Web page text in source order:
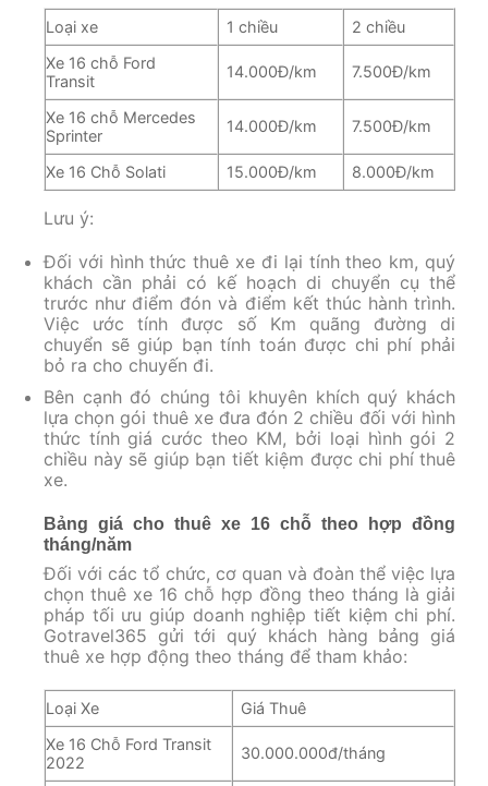
Loại xe 1 chiều
2 chiều
Xe 16 chỗ Ford
Transit
14.000Đ/km 7.500Đ/km
Xe 16 chỗ Mercedes
Sprinter
14.000Đ/km 7.500Đ/km
Xe 16 Chỗ Solati 15.000Đ/km 8.000Đ/km
Lưu ý:
Đối với hình thức thuê xe đi lại tính theo km, quý
khách cần phải có kế hoạch di chuyển cụ thể
trước như điểm đón và điểm kết thúc hành trình.
Việc ước tính được số Km quãng đường di
chuyển sẽ giúp bạn tính toán được chi phí phải
bỏ ra cho chuyến đi.
Bên cạnh đó chúng tôi khuyên khích quý khách
lựa chọn gói thuê xe đưa đón 2 chiều đối với hình
thức tính giá cước theo KM, bởi loại hình gói 2
chiều này sẽ giúp bạn tiết kiệm được chi phí thuê
xe.
Bảng giá cho thuê xe 16 chỗ theo hợp đồng
tháng/năm
Đối với các tổ chức, cơ quan và đoàn thể việc lựa
chọn thuê xe 16 chỗ hợp đồng theo tháng là giải
pháp tối ưu giúp doanh nghiệp tiết kiệm chi phí.
Gotravel365 gửi tới quý khách hàng bảng giá
thuê xe hợp động theo tháng để tham khảo:
Loại Xe
Giá Thuê
Xe 16 Chỗ Ford Transit
2022
30.000.000đ/tháng